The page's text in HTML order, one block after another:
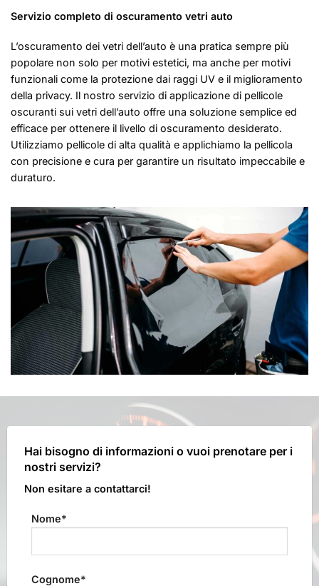
Servizio completo di oscuramento vetri auto
L’oscuramento dei vetri dell’auto è una pratica sempre più
popolare non solo per motivi estetici, ma anche per motivi
funzionali come la protezione dai raggi UV e il miglioramento
della privacy. Il nostro servizio di applicazione di pellicole
oscuranti sui vetri dell’auto offre una soluzione semplice ed
efficace per ottenere il livello di oscuramento desiderato.
Utilizziamo pellicole di alta qualità e applichiamo la pellicola
con precisione e cura per garantire un risultato impeccabile e
duraturo.
Hai bisogno di informazioni o vuoi prenotare per i
nostri servizi?
Non esitare a contattarci!
Nome*
Cognome*